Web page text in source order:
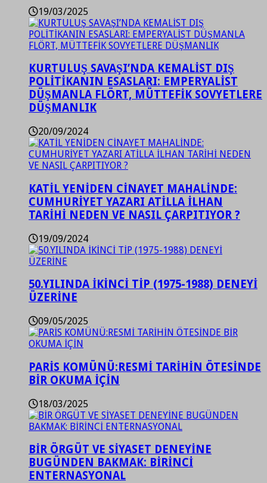
19/03/2025
KURTULUŞ SAVAŞI’NDA KEMALİST DIŞ
POLİTİKANIN ESASLARI: EMPERYALİST
DÜŞMANLA FLÖRT, MÜTTEFİK SOVYETLERE
DÜŞMANLIK
20/09/2024
KATİL YENİDEN CİNAYET MAHALİNDE:
CUMHURİYET YAZARI ATİLLA İLHAN
TARİHİ NEDEN VE NASIL ÇARPITIYOR ?
19/09/2024
50.YILINDA İKİNCİ TİP (1975-1988) DENEYİ
ÜZERİNE
09/05/2025
PARİS KOMÜNÜ:RESMİ TARİHİN ÖTESİNDE
BİR OKUMA İÇİN
18/03/2025
BİR ÖRGÜT VE SİYASET DENEYİNE
BUGÜNDEN BAKMAK: BİRİNCİ
ENTERNASYONAL